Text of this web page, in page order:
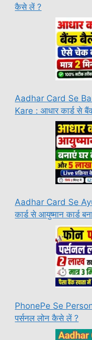
कैसे लें ?
Aadhar Card Se
Kare : आधार कार्ड से
Aadhar Card Se
कार्ड से आयुष्मान कार्ड
PhonePe Se
पर्सनल लोन कैसे लें ?